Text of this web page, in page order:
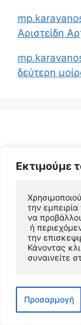
Εκτιμούμε
την
να
ή
την
Κάνοντας
συναινείτε
Προσαρμογή
Αριστείδη
δεύτερη
© 2026
•